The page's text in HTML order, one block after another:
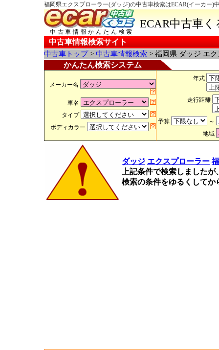
福岡県エクスプローラー(ダッジ)の中古車検索はECAR(イーカー)
中古車情報かんたん検索
ECAR中古車
中古車情報検索サイト
中古車トップ> 中古車情報検索 > 福岡県 ダッジ エ
かんたん検索システム
メーカー名
車名
タイプ
ボディカラー
年式
走行距離
予算
～
地域
ダッジ エクスプローラー
上記条件で検索しました
検索の条件をゆるくして